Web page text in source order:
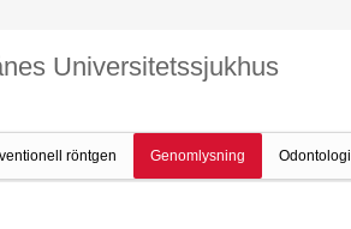
Universitetssjukhus
röntgen Genomlysning Odontologi